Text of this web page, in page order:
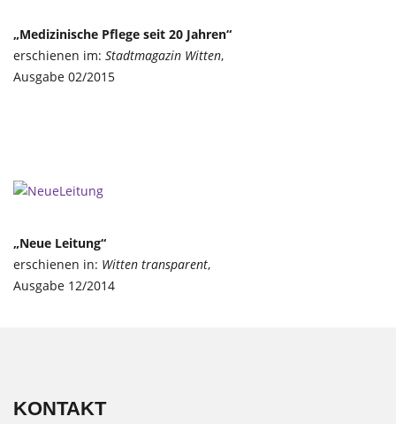
„Medizinische Pflege seit 20 Jahren“
erschienen im: Stadtmagazin Witten,
Ausgabe 02/2015
„Neue Leitung“
erschienen in: Witten transparent,
Ausgabe 12/2014
KONTAKT